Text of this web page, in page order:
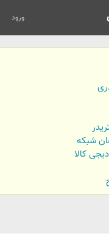
ورود
کالا